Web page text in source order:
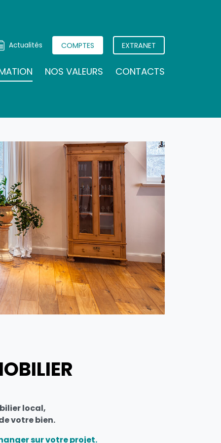
Actualités COMPTES EXTRANET
NOS VALEURS CONTACTS
local,
votre bien.
sur votre projet.